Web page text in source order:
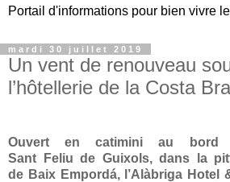
Portail d'informations pour bien vivre
mardi 30 juillet 2019
Un vent de renouveau
l’hôtellerie de la Costa
Ouvert en catimini au bord
Sant Feliu de Guixols, dans la
de Baix Empordá, l’Alàbriga Hotel